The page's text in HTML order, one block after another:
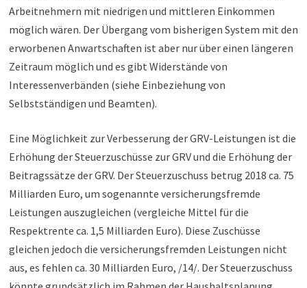
Arbeitnehmern mit niedrigen und mittleren Einkommen
möglich wären. Der Übergang vom bisherigen System mit den
erworbenen Anwartschaften ist aber nur über einen längeren
Zeitraum möglich und es gibt Widerstände von
Interessenverbänden (siehe Einbeziehung von
Selbstständigen und Beamten).
Eine Möglichkeit zur Verbesserung der GRV-Leistungen ist die
Erhöhung der Steuerzuschüsse zur GRV und die Erhöhung der
Beitragssätze der GRV. Der Steuerzuschuss betrug 2018 ca. 75
Milliarden Euro, um sogenannte versicherungsfremde
Leistungen auszugleichen (vergleiche Mittel für die
Respektrente ca. 1,5 Milliarden Euro). Diese Zuschüsse
gleichen jedoch die versicherungsfremden Leistungen nicht
aus, es fehlen ca. 30 Milliarden Euro, /14/. Der Steuerzuschuss